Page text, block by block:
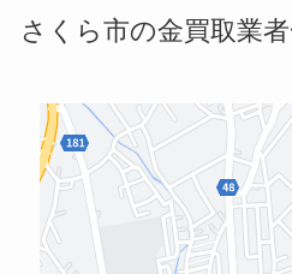
さくら市の金買取業